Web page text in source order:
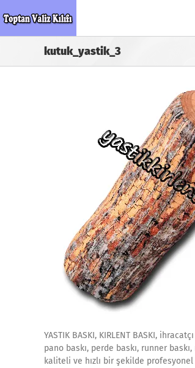
to
kutuk_yastik_3
YASTIK BASKI, KIRLENT BASKI,
pano baskı, perde baskı, runner
kaliteli ve hızlı bir şekilde